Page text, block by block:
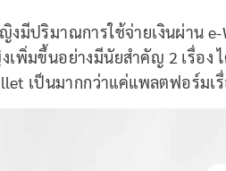
งมีปริมาณการใช้จ่ายเงินผ่าน
เพิ่มขึ้นอย่างมีนัยสำคัญ 2 เรื่อง
เป็นมากกว่าแค่แพลตฟอร์มเ